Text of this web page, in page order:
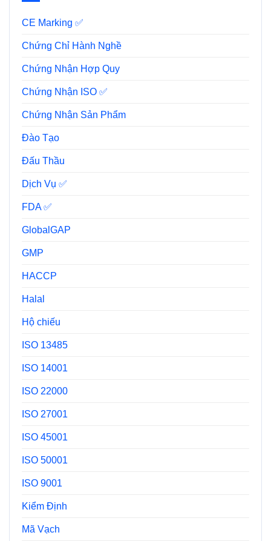
CE Marking ✅
Chứng Chỉ Hành Nghề
Chứng Nhận Hợp Quy
Chứng Nhận ISO ✅
Chứng Nhận Sản Phẩm
Đào Tạo
Đấu Thầu
Dịch Vụ ✅
FDA ✅
GlobalGAP
GMP
HACCP
Halal
Hộ chiếu
ISO 13485
ISO 14001
ISO 22000
ISO 27001
ISO 45001
ISO 50001
ISO 9001
Kiểm Định
Mã Vạch